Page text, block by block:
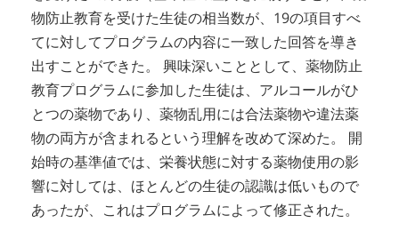
物防止教育を受けた生徒の相当数が、19の項目すべ
てに対してプログラムの内容に一致した回答を導き
出すことができた。 興味深いこととして、薬物防止
教育プログラムに参加した生徒は、アルコールがひ
とつの薬物であり、薬物乱用には合法薬物や違法薬
物の両方が含まれるという理解を改めて深めた。 開
始時の基準値では、栄養状態に対する薬物使用の影
響に対しては、ほとんどの生徒の認識は低いもので
あったが、これはプログラムによって修正された。